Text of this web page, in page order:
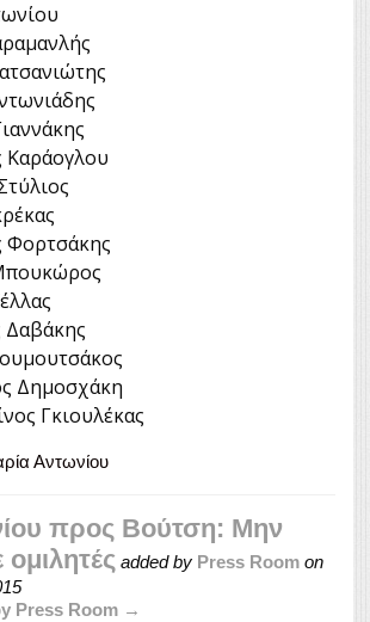
Δαβάκης
Δημοσχάκη
Γκιουλέκας
Αντωνίου
προς Βούτση: Mην
ομιλητές added by Press Room on
Press Room →